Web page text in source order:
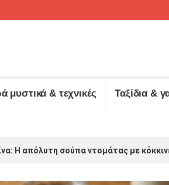
μυστικά & τεχνικές Ταξίδια &
Η απόλυτη σούπα ντομάτας με